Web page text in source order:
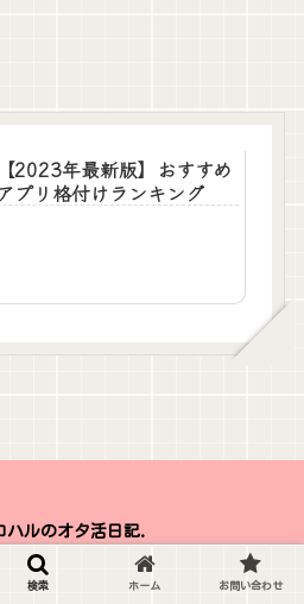
【2023年最新版】おすすめ
アプリ格付けランキング
ルのオタ活日記.
検索 ホーム お問い合わせ